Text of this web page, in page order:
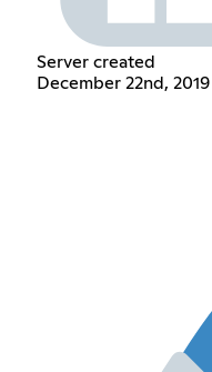
Server created
December 22nd, 2019